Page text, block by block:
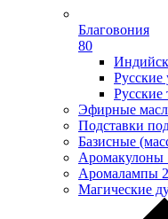
Благовония
80
Русские
Русские
Эфирные
Подставки
Базисные
Аромакулоны
Аромалампы 2
Магические